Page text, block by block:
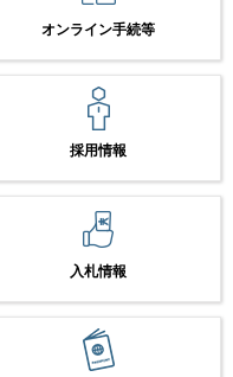
オンライン手続等
採用情報
入札情報